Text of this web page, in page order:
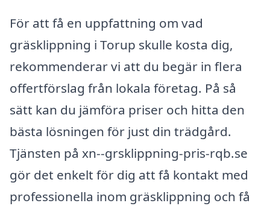
För att få en uppfattning om vad
gräsklippning i Torup skulle kosta dig,
rekommenderar vi att du begär in flera
offertförslag från lokala företag. På så
sätt kan du jämföra priser och hitta den
bästa lösningen för just din trädgård.
Tjänsten på xn--grsklippning-pris-rqb.se
gör det enkelt för dig att få kontakt med
professionella inom gräsklippning och få